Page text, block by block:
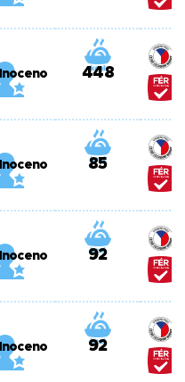
448
85
92
92